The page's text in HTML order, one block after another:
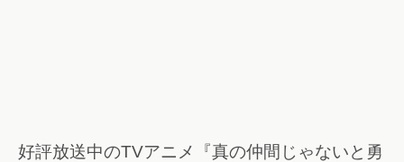
好評放送中のTVアニメ『真の仲間じゃないと勇